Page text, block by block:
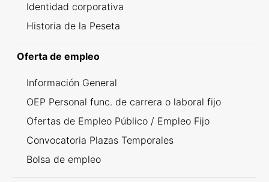
Identidad corporativa
Historia de la Peseta
Oferta de empleo
Información General
OEP Personal func. de carrera o laboral fijo
Ofertas de Empleo Público / Empleo Fijo
Convocatoria Plazas Temporales
Bolsa de empleo